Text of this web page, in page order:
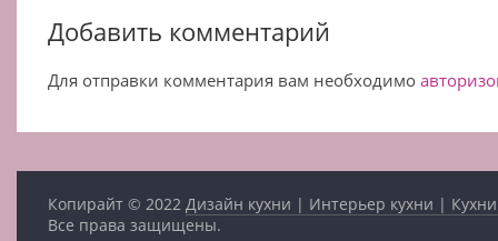
Добавить комментарий
Для отправки комментария вам необходимо
Копирайт © 2022Дизайн кухни | Интерьер кухни |
Все права защищены.